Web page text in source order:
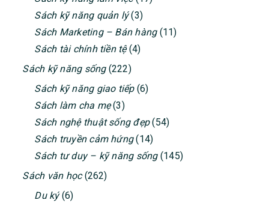
Sách kỹ năng quản lý(3)
Sách Marketing – Bán hàng(11)
Sách tài chính tiền tệ(4)
Sách kỹ năng sống(222)
Sách kỹ năng giao tiếp(6)
Sách làm cha mẹ(3)
Sách nghệ thuật sống đẹp(54)
Sách truyền cảm hứng(14)
Sách tư duy – kỹ năng sống(145)
Sách văn học(262)
Du ký(6)